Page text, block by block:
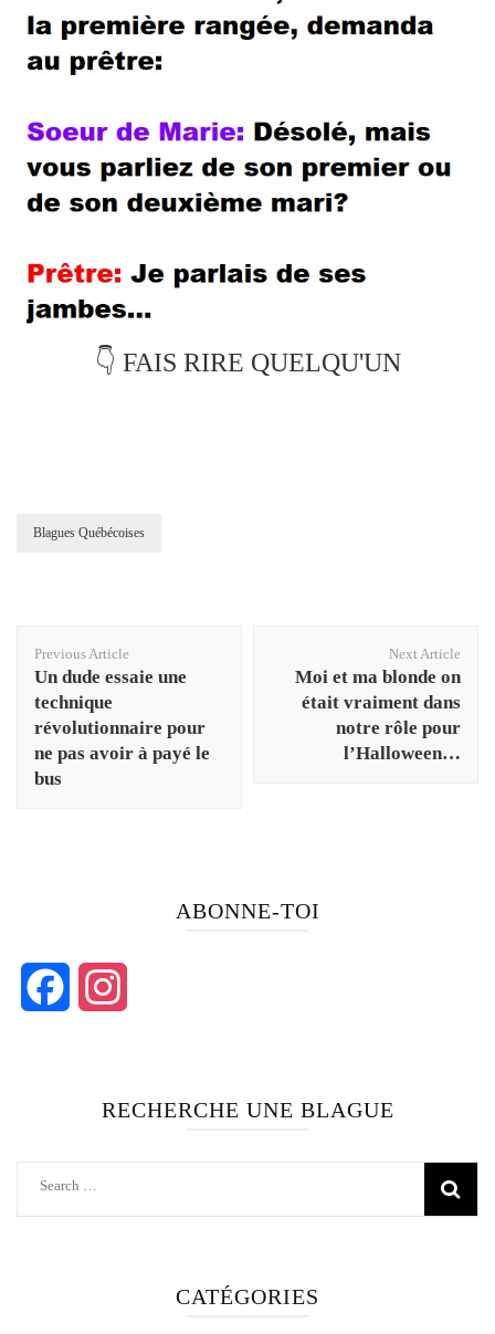
👇 FAIS RIRE QUELQU'UN
Blagues Québécoises
Navigation
Previous Article
Un dude essaie une
technique
révolutionnaire pour
ne pas avoir à payé le
bus
Next Article
Moi et ma blonde on
était vraiment dans
notre rôle pour
l’Halloween…
ABONNE-TOI
Facebook
RECHERCHE UNE BLAGUE
Search
CATÉGORIES